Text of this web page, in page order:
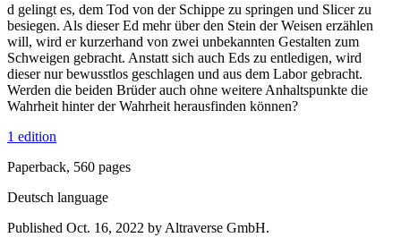
d gelingt es, dem Tod von der Schippe zu springen und Slicer zu
besiegen. Als dieser Ed mehr über den Stein der Weisen erzählen
will, wird er kurzerhand von zwei unbekannten Gestalten zum
Schweigen gebracht. Anstatt sich auch Eds zu entledigen, wird
dieser nur bewusstlos geschlagen und aus dem Labor gebracht.
Werden die beiden Brüder auch ohne weitere Anhaltspunkte die
Wahrheit hinter der Wahrheit herausfinden können?
1 edition
Paperback, 560 pages
Deutsch language
Published Oct. 16, 2022 by Altraverse GmbH.